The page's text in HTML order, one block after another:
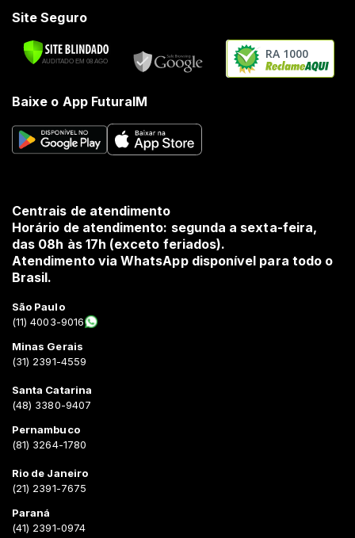
Site Seguro
RA 1000
Baixe o App FuturaIM
Centrais de atendimento
Horário de atendimento: segunda a sexta-feira,
das 08h às 17h (exceto feriados).
Atendimento via WhatsApp disponível para todo o
Brasil.
São Paulo
(11) 4003-9016
Minas Gerais
(31) 2391-4559
Santa Catarina
(48) 3380-9407
Pernambuco
(81) 3264-1780
Rio de Janeiro
(21) 2391-7675
Paraná
(41) 2391-0974